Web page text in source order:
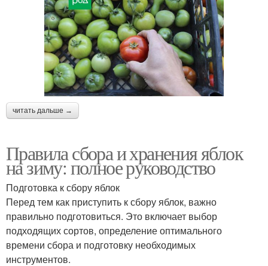
читать дальше →
Правила сбора и хранения яблок
на зиму: полное руководство
Подготовка к сбору яблок
Перед тем как приступить к сбору яблок, важно
правильно подготовиться. Это включает выбор
подходящих сортов, определение оптимального
времени сбора и подготовку необходимых
инструментов.